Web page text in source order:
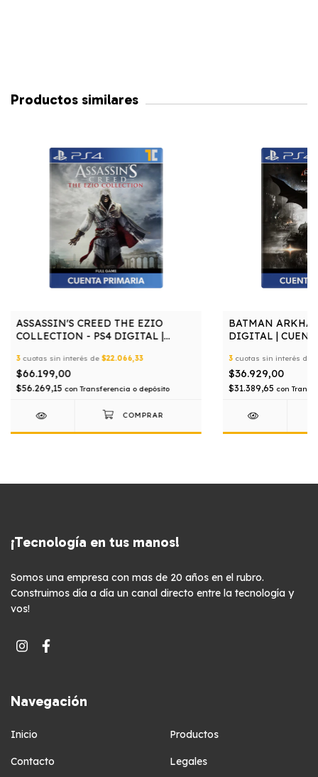
Productos similares
ASSASSIN'S CREED THE EZIO
COLLECTION - PS4 DIGITAL |
3cuotas sin interés de $22.066,33
$66.199,00
$56.269,15 con Transferencia o depósito
BATMAN
DIGITAL |
3cuotas sin interés de
$36.929,00
$31.389,65 con
¡Tecnología en tus manos!
Somos una empresa con mas de 20 años en el rubro.
Construimos día a día un canal directo entre la tecnología y
vos!
Navegación
Inicio Productos
Contacto Legales